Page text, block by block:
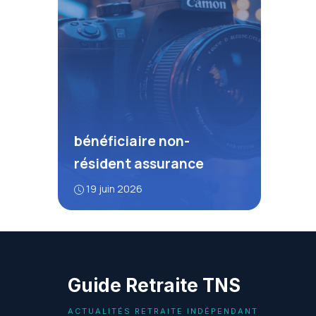
bénéficiaire non-
résident assurance
19 juin 2026
Guide Retraite TNS
ACTUALITÉS RETRAITE INDÉPENDANT